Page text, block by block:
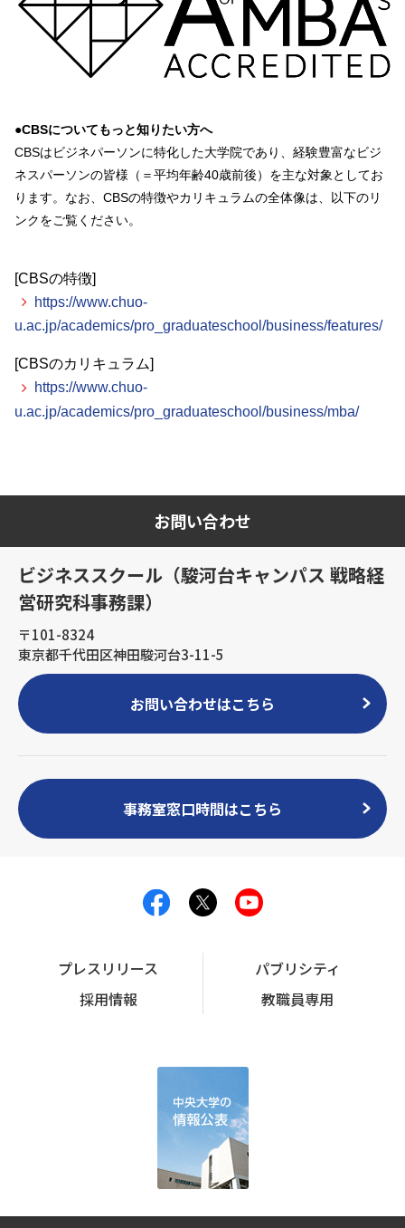
●CBSについてもっと知りたい方へ
CBSはビジネパーソンに特化した大学院であり、経験豊富なビジ
ネスパーソンの皆様（＝平均年齢40歳前後）を主な対象としてお
ります。なお、CBSの特徴やカリキュラムの全体像は、以下のリ
ンクをご覧ください。
[CBSの特徴]
https://www.chuo-
u.ac.jp/academics/pro_graduateschool/business/features/
[CBSのカリキュラム]
https://www.chuo-
u.ac.jp/academics/pro_graduateschool/business/mba/
お問い合わせ
ビジネススクール（駿河台キャンパス 戦略経
営研究科事務課）
〒101-8324
東京都千代田区神田駿河台3-11-5
お問い合わせはこちら
事務室窓口時間はこちら
プレスリリース
パブリシティ
採用情報
教職員専用